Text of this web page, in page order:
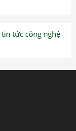
tin tức công nghệ